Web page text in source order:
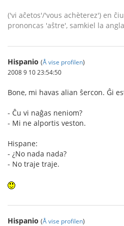
('vi aĉetos'/'vous achèterez') en
prononcas 'aŝtre', samkiel la
Hispanio (Å vise profilen)
2008 9 10 23:54:50
Bone, mi havas alian ŝercon. Ĝi
- Ĉu vi naĝas neniom?
- Mi ne alportis veston.
Hispane:
- ¿No nada nada?
- No traje traje.
Hispanio (Å vise profilen)